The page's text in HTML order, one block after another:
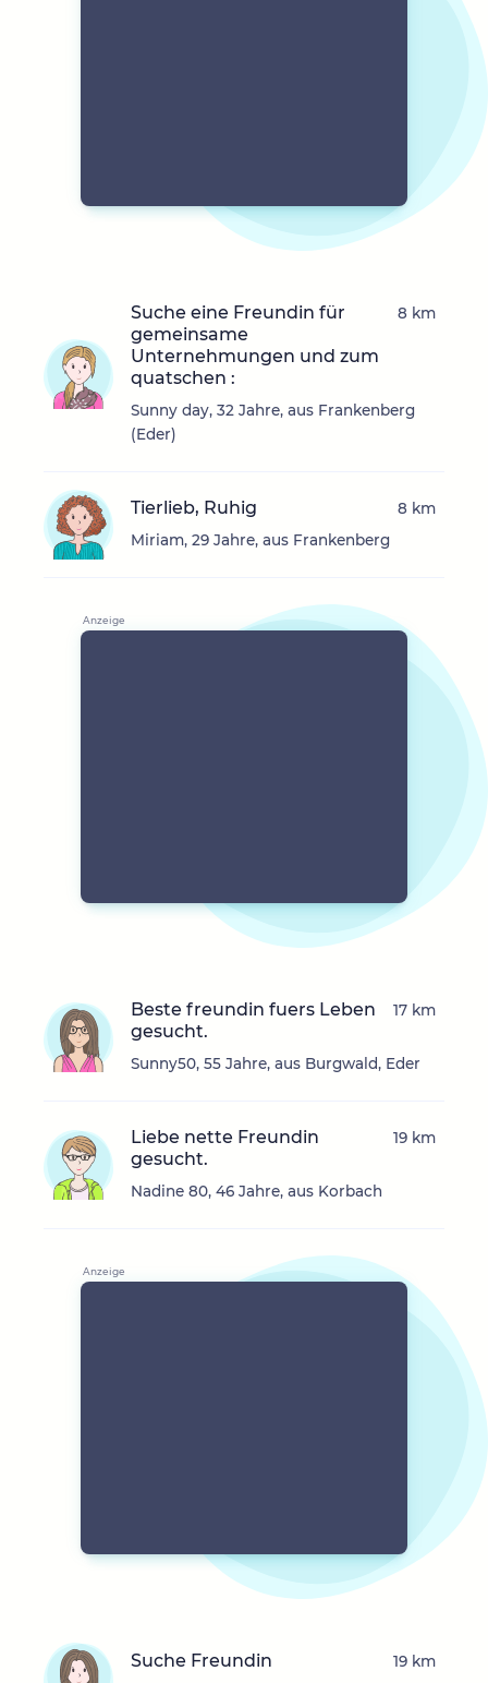
Suche eine Freundin für
gemeinsame
Unternehmungen und zum
quatschen :
Sunny day, 32 Jahre, aus Frankenberg
(Eder)
8 km
Tierlieb, Ruhig
Miriam, 29 Jahre, aus Frankenberg
8 km
Beste freundin fuers Leben
gesucht.
Sunny50, 55 Jahre, aus Burgwald, Eder
17 km
Liebe nette Freundin
gesucht.
Nadine 80, 46 Jahre, aus Korbach
19 km
Suche Freundin 19 km